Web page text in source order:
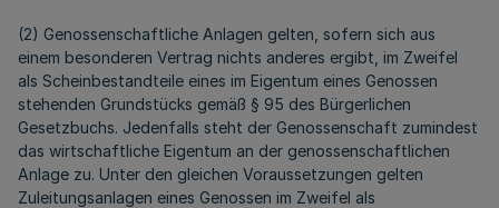
(2) Genossenschaftliche Anlagen gelten, sofern sich aus
einem besonderen Vertrag nichts anderes ergibt, im Zweifel
als Scheinbestandteile eines im Eigentum eines Genossen
stehenden Grundstücks gemäß § 95 des Bürgerlichen
Gesetzbuchs. Jedenfalls steht der Genossenschaft zumindest
das wirtschaftliche Eigentum an der genossenschaftlichen
Anlage zu. Unter den gleichen Voraussetzungen gelten
Zuleitungsanlagen eines Genossen im Zweifel als